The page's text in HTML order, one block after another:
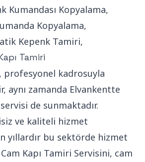
Kumandası Kopyalama,
Kopyalama,
Kepenk Tamiri,
Tamiri
profesyonel kadrosuyla
aynı zamanda Elvankentte
de sunmaktadır.
ve kaliteli hizmet
yıllardır bu sektörde hizmet
Kapı Tamiri Servisini, cam